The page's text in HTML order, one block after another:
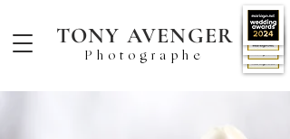
TONY AVENGER
Photographe